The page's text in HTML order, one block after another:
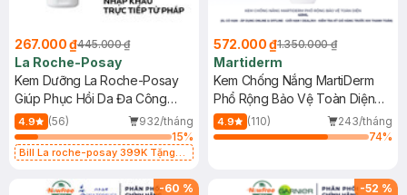
267.000 ₫445.000 ₫
La Roche-Posay
Kem Dưỡng La Roche-Posay
Giúp Phục Hồi Da Đa Công
Dụng 40ml
4.9 (56)
932/tháng
15%
Bill La roche-posay 399K Tặng
(SL có hạn)
572.000 ₫1.350.000 ₫
Martiderm
Kem Chống Nắng MartiDerm
Phổ Rộng Bảo Vệ Toàn Diện
40ml
4.9 (110)
243/tháng
74%
-60 % -52 %